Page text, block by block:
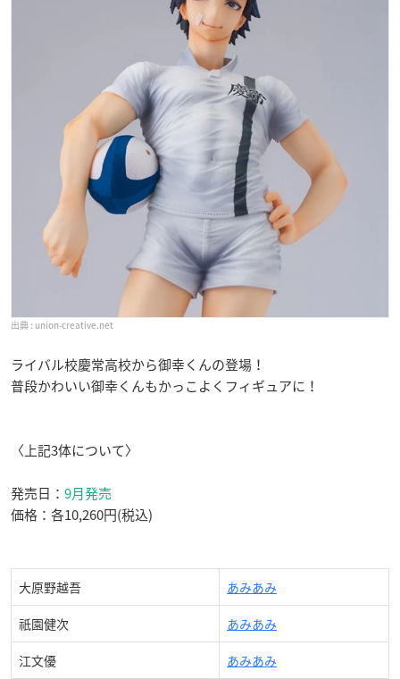
union-creative.net
ライバル校慶常高校から御幸くんの登場！
普段かわいい御幸くんもかっこよくフィギュアに！
〈上記3体について〉
発売日： 9月発売
価格：各10,260円(税込)
大原野越吾 あみあみ
祇園健次 あみあみ
江文優 あみあみ